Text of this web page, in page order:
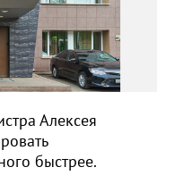
Алексея
быстрее.